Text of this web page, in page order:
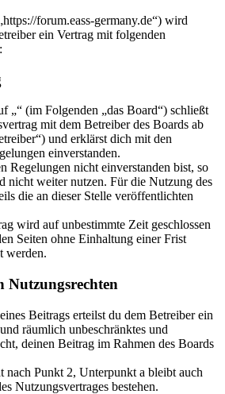
forum.eass-germany.de“) wird
ein Vertrag mit folgenden
„“ (im Folgenden „das Board“) schließt
mit dem Betreiber des Boards ab
und erklärst dich mit den
einverstanden.
Regelungen nicht einverstanden bist, so
nicht weiter nutzen. Für die Nutzung des
die an dieser Stelle veröffentlichten
wird auf unbestimmte Zeit geschlossen
Seiten ohne Einhaltung einer Frist
werden.
Beitrags erteilst du dem Betreiber ein
räumlich unbeschränktes und
deinen Beitrag im Rahmen des Boards
nach Punkt 2, Unterpunkt a bleibt auch
Nutzungsvertrages bestehen.